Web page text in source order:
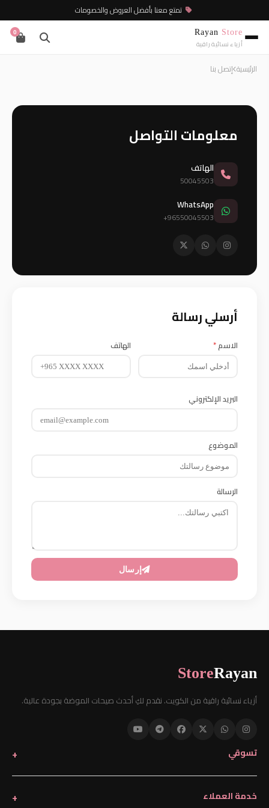
تمتع معنا بأفضل العروض والخصومات
Rayan Store
أزياء نسائية راقية
0
الرئيسية إتصل بنا
معلومات التواصل
الهاتف
50045503
WhatsApp
+96550045503
أرسلي رسالة
الاسم* الهاتف
البريد الإلكتروني
الموضوع
الرسالة
إرسال
Rayan
Store
أزياء نسائية راقية من الكويت. نقدم لكِ أحدث صيحات الموضة بجودة عالية.
تسوقي
خدمة العملاء